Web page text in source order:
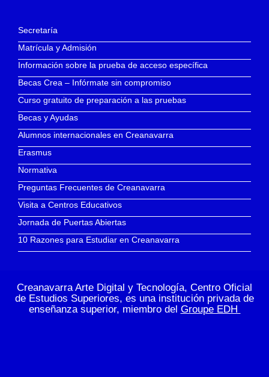
Secretaría
Matrícula y Admisión
Información sobre la prueba de acceso específica
Becas Crea – Infórmate sin compromiso
Curso gratuito de preparación a las pruebas
Becas y Ayudas
Alumnos internacionales en Creanavarra
Erasmus
Normativa
Preguntas Frecuentes de Creanavarra
Visita a Centros Educativos
Jornada de Puertas Abiertas
10 Razones para Estudiar en Creanavarra
Creanavarra Arte Digital y Tecnología, Centro Oficial
de Estudios Superiores, es una institución privada de
enseñanza superior, miembro del Groupe EDH